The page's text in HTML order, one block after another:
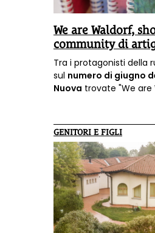
We are Waldorf,
community di
Tra i protagonisti della
sul numero di giugno
Nuova trovate "We are
GENITORI E FIGLI